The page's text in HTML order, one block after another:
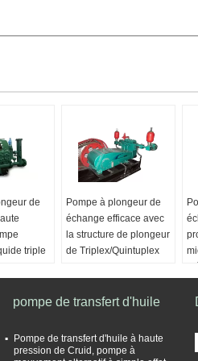
de
triple
Électrique,
pompe à
Pompe à plongeur de
échange efficace avec
la structure de plongeur
de Triplex/Quintuplex
l'eau
plongeur
Application:injection
pompe de transfert d'huile
Pompe de transfert d'huile à haute
pression de Cruid, pompe à